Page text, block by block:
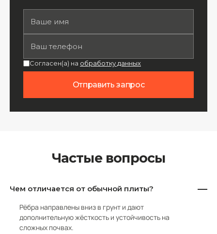
Согласен(а) на обработку данных
Отправить запрос
Частые вопросы
Чем отличается от обычной плиты?
Рёбра направлены вниз в грунт и дают
дополнительную жёсткость и устойчивость на
сложных почвах.